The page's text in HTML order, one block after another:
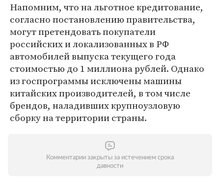
Напомним, что на льготное кредитование,
согласно постановлению правительства,
могут претендовать покупатели
российских и локализованных в РФ
автомобилей выпуска текущего года
стоимостью до 1 миллиона рублей. Однако
из госпрограммы исключены машины
китайских производителей, в том числе
брендов, наладивших крупноузловую
сборку на территории страны.
Комментарии закрыты за истечением срока
давности